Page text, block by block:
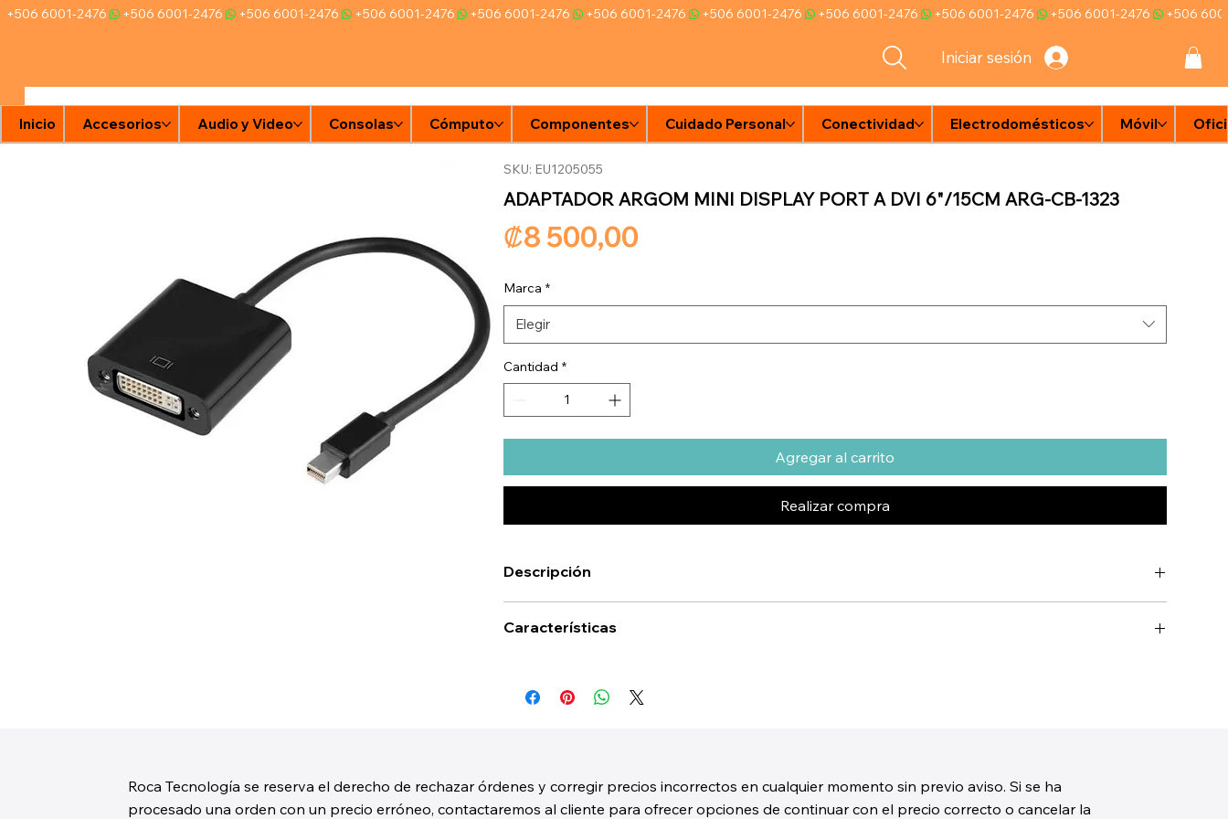
Iniciar sesión
Tien
+506 6001-2476
Inicio Accesorios Audio y Video Consolas Cómputo Componentes Cuidado Personal Conectividad Electrodomésticos Móvil
Roca Tecnología se reserva el derecho de rechazar órdenes y corregir precios incorrectos en cualquier momento sin previo aviso. Si se ha
procesado una orden con un precio erróneo, contactaremos al cliente para ofrecer opciones de continuar con el precio correcto o cancelar la
SKU: EU1205055
ADAPTADOR ARGOM MINI DISPLAY PORT A DVI 6"/15CM ARG-CB-1323
₡8 500,00
Marca *
Elegir
Cantidad *
Agregar al carrito
Realizar compra
Descripción
Características